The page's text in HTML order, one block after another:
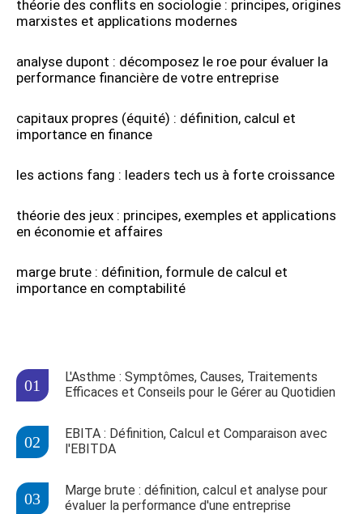
théorie des conflits en sociologie : principes, origines
marxistes et applications modernes
analyse dupont : décomposez le roe pour évaluer la
performance financière de votre entreprise
capitaux propres (équité) : définition, calcul et
importance en finance
les actions fang : leaders tech us à forte croissance
théorie des jeux : principes, exemples et applications
en économie et affaires
marge brute : définition, formule de calcul et
importance en comptabilité
L'Asthme : Symptômes, Causes, Traitements
Efficaces et Conseils pour le Gérer au Quotidien
EBITA : Définition, Calcul et Comparaison avec
l'EBITDA
Marge brute : définition, calcul et analyse pour
évaluer la performance d'une entreprise